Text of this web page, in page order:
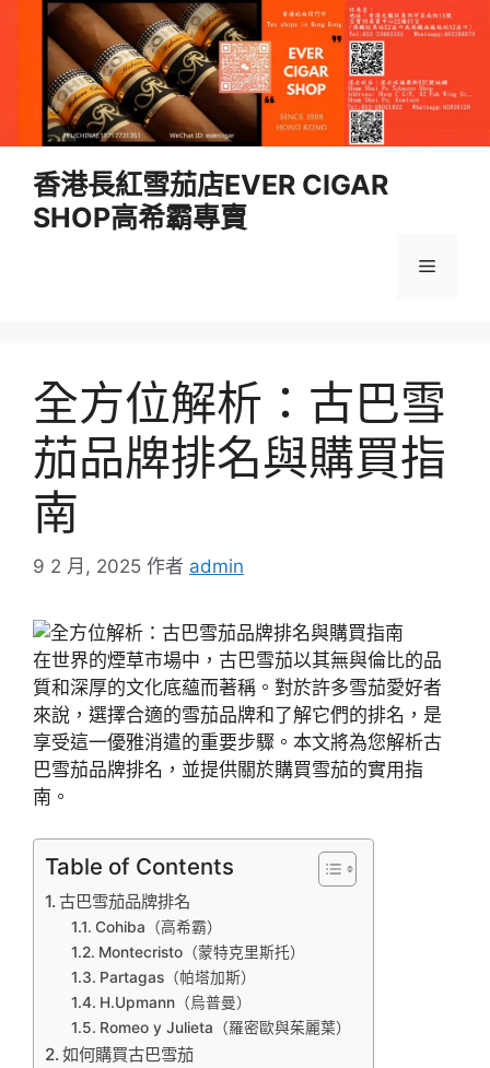
香港長紅雪茄店EVER CIGAR
SHOP高希霸專賣
選
全方位解析：古巴雪
茄品牌排名與購買指
南
9 2 月, 2025 作者 admin
在世界的煙草市場中，古巴雪茄以其無與倫比的品
質和深厚的文化底蘊而著稱。對於許多雪茄愛好者
來說，選擇合適的雪茄品牌和了解它們的排名，是
享受這一優雅消遣的重要步驟。本文將為您解析古
巴雪茄品牌排名，並提供關於購買雪茄的實用指
南。
Table of Contents
古巴雪茄品牌排名
Cohiba（高希霸）
Montecristo（蒙特克里斯托）
Partagas（帕塔加斯）
H.Upmann（烏普曼）
Romeo y Julieta（羅密歐與茱麗葉）
如何購買古巴雪茄